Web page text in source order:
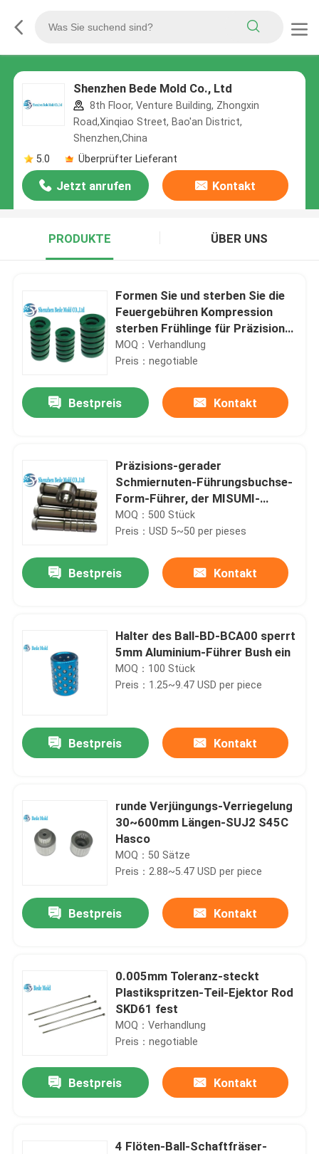
Shenzhen Bede Mold Co., Ltd
8th Floor, Venture Building, Zhongxin
Road,Xinqiao Street, Bao'an District,
Shenzhen,China
5.0
Überprüfter Lieferant
Jetzt anrufen Kontakt
PRODUKTE ÜBER UNS
Formen Sie und sterben Sie die
Feuergebühren Kompression
sterben Frühlinge für Präzisions-
stempelnde Würfel
MOQ：Verhandlung
Preis：negotiable
Bestpreis Kontakt
Präzisions-gerader
Schmiernuten-Führungsbuchse-
Form-Führer, der MISUMI-
Standard mit Büschen bepflanzt
MOQ：500 Stück
Preis：USD 5~50 per pieses
Bestpreis Kontakt
Halter des Ball-BD-BCA00 sperrt
5mm Aluminium-Führer Bush ein
MOQ：100 Stück
Preis：1.25~9.47 USD per piece
Bestpreis Kontakt
runde Verjüngungs-Verriegelung
30~600mm Längen-SUJ2 S45C
Hasco
MOQ：50 Sätze
Preis：2.88~5.47 USD per piece
Bestpreis Kontakt
0.005mm Toleranz-steckt
Plastikspritzen-Teil-Ejektor Rod
SKD61 fest
MOQ：Verhandlung
Preis：negotiable
Bestpreis Kontakt
4 Flöten-Ball-Schaftfräser-